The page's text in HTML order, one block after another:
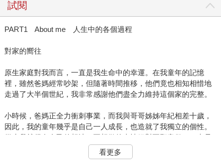
試閱
PART1 About me 人生中的各個過程
對家的嚮往
原生家庭對我而言，一直是我生命中的幸運。在我童年的記憶
裡，雖然爸媽經常吵架，但隨著時間推移，他們竟也相知相惜地
走過了大半個世紀，我非常感謝他們盡全力維持這個家的完整。
小時候，爸媽正全力衝刺事業，而我與哥哥姊姊年紀相差十歲，
因此，我的童年幾乎是自己一人成長，也造就了我獨立的個性。
從小我就很有自己的想法，不想做的事情絕對不願意做，一直是
爸媽眼中最不會唸書又最不聽話的小孩。而正因為小時候的不聽
話，在為人母親之後，我才深刻了解到父母親的偉大與辛苦，他
看更多